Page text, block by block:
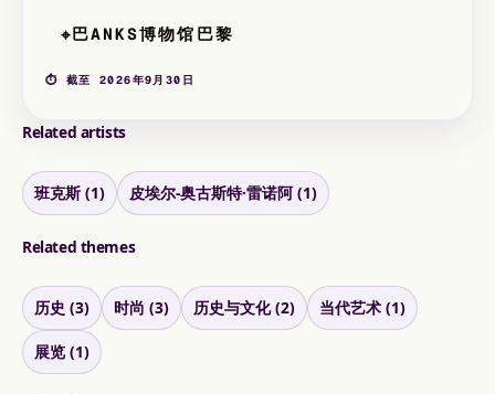
⌖巴ANKS博物馆巴黎
⏱ 截至 2026年9月30日
Related artists
班克斯 (1) 皮埃尔-奥古斯特·雷诺阿 (1)
Related themes
历史 (3) 时尚 (3) 历史与文化 (2) 当代艺术 (1)
展览 (1)